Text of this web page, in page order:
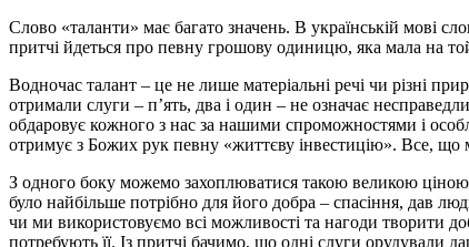
Слово «таланти» має багато значень. В українській мові
притчі йдеться про певну грошову одиницю, яка мала на
Водночас талант – це не лише матеріальні речі чи різні
отримали слуги – п’ять, два і один – не означає
обдаровує кожного з нас за нашими спроможностями і
отримує з Божих рук певну «життєву інвестицію». Все, що
З одного боку можемо захоплюватися такою великою
було найбільше потрібно для його добра – спасіння, дав
чи ми використовуємо всі можливості та нагоди творити
потребують її. Із притчі бачимо, що одні слуги орудували